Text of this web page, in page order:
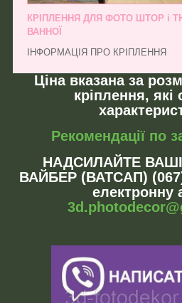
КРІПЛЕННЯ ДЛЯ ФОТО ШТОР і
ВАННОЇ
ІНФОРМАЦІЯ ПРО КРІПЛЕННЯ
Ціна вказана за
кріплення, які
Рекомендації по
НАДСИЛАЙТЕ
ВАЙБЕР (ВАТСАП)
електронну